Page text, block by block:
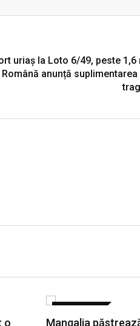
uriaș la Loto 6/49, peste
anunță
o
Mangalia